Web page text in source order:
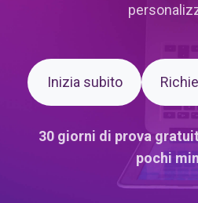
Inizia subito
30 giorni di prova
pochi